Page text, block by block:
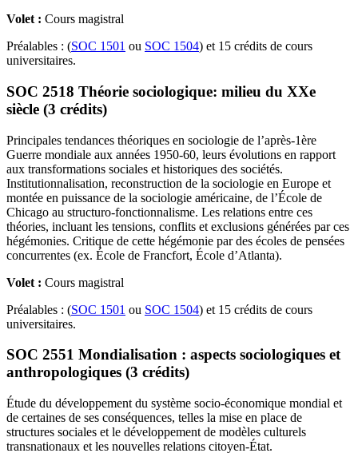
Volet : Cours magistral
Préalables : (SOC 1501 ou SOC 1504) et 15 crédits de cours
universitaires.
SOC 2518 Théorie sociologique: milieu du XXe
siècle (3 crédits)
Principales tendances théoriques en sociologie de l’après-1ère
Guerre mondiale aux années 1950-60, leurs évolutions en rapport
aux transformations sociales et historiques des sociétés.
Institutionnalisation, reconstruction de la sociologie en Europe et
montée en puissance de la sociologie américaine, de l’École de
Chicago au structuro-fonctionnalisme. Les relations entre ces
théories, incluant les tensions, conflits et exclusions générées par ces
hégémonies. Critique de cette hégémonie par des écoles de pensées
concurrentes (ex. École de Francfort, École d’Atlanta).
Volet : Cours magistral
Préalables : (SOC 1501 ou SOC 1504) et 15 crédits de cours
universitaires.
SOC 2551 Mondialisation : aspects sociologiques et
anthropologiques (3 crédits)
Étude du développement du système socio-économique mondial et
de certaines de ses conséquences, telles la mise en place de
structures sociales et le développement de modèles culturels
transnationaux et les nouvelles relations citoyen-État.